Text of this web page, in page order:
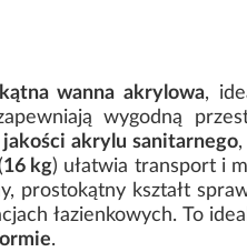
wanna akrylowa,
wygodną
akrylu sanitarnego
16 kg) ułatwia transport i
prostokątny kształt
łazienkowych. To
.